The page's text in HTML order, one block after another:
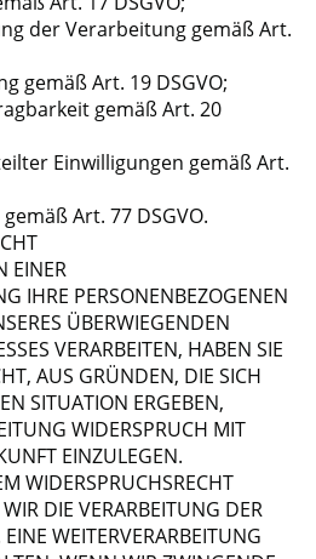
der Verarbeitung gemäß Art.
gemäß Art. 19 DSGVO;
gemäß Art. 20
Einwilligungen gemäß Art.
Art. 77 DSGVO.
EINER
IHRE PERSONENBEZOGENEN
ÜBERWIEGENDEN
VERARBEITEN, HABEN SIE
AUS GRÜNDEN, DIE SICH
SITUATION ERGEBEN,
WIDERSPRUCH MIT
EINZULEGEN.
WIDERSPRUCHSRECHT
DIE VERARBEITUNG DER
WEITERVERARBEITUNG